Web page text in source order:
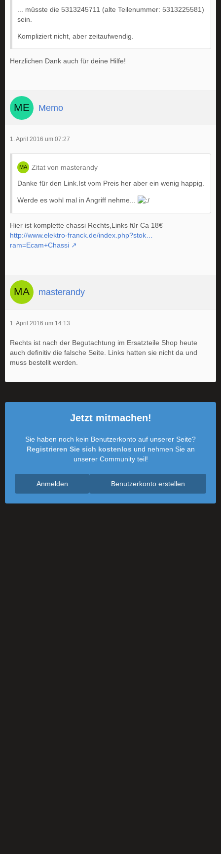
... müsste die 5313245711 (alte Teilenummer: 5313225581)
sein.
Kompliziert nicht, aber zeitaufwendig.
Herzlichen Dank auch für deine Hilfe!
Memo
1. April 2016 um 07:27
Zitat von masterandy
Danke für den Link.Ist vom Preis her aber ein wenig happig.
Werde es wohl mal in Angriff nehme...
Hier ist komplette chassi Rechts,Links für Ca 18€
http://www.elektro-franck.de/index.php?stok…
ram=Ecam+Chassi
masterandy
1. April 2016 um 14:13
Rechts ist nach der Begutachtung im Ersatzteile Shop heute
auch definitiv die falsche Seite. Links hatten sie nicht da und
muss bestellt werden.
Jetzt mitmachen!
Sie haben noch kein Benutzerkonto auf unserer Seite?
Registrieren Sie sich kostenlos und nehmen Sie an
unserer Community teil!
Benutzerkonto erstellen
Anmelden